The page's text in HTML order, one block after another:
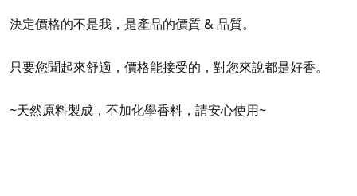
決定價格的不是我，是產品的價質 & 品質。
只要您聞起來舒適，價格能接受的，對您來說都是好香。
~天然原料製成，不加化學香料，請安心使用~